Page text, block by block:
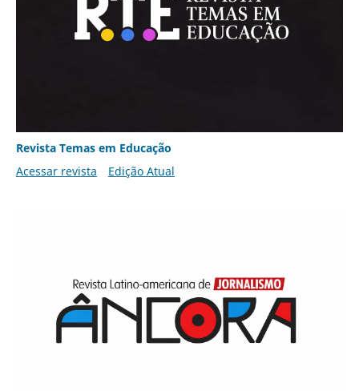
Revista Temas em Educação
Acessar revista
Edição Atual